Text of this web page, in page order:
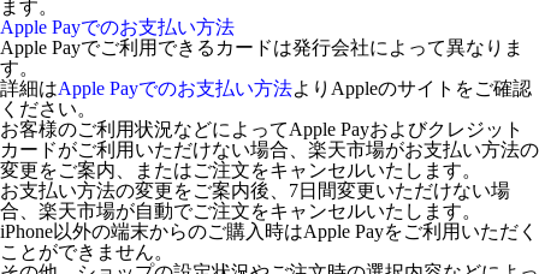
ます。
Apple Payでのお支払い方法
Apple Payでご利用できるカードは発行会社によって異なりま
す。
詳細はApple Payでのお支払い方法よりAppleのサイトをご確認
ください。
お客様のご利用状況などによってApple Payおよびクレジット
カードがご利用いただけない場合、楽天市場がお支払い方法の
変更をご案内、またはご注文をキャンセルいたします。
お支払い方法の変更をご案内後、7日間変更いただけない場
合、楽天市場が自動でご注文をキャンセルいたします。
iPhone以外の端末からのご購入時はApple Payをご利用いただく
ことができません。